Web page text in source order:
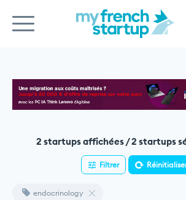
2 startups affichées / 2 startups
Filtrer
endocrinology